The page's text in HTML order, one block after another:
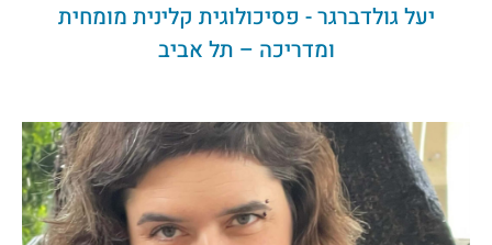
יעל גולדברגר - פסיכולוגית קלינית מומחית
ומדריכה – תל אביב